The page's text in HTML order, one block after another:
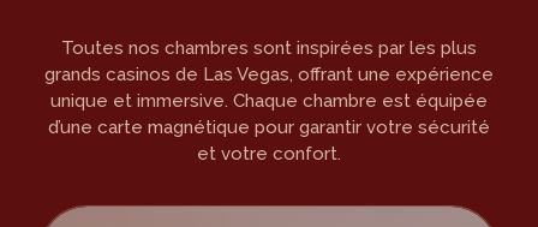
Toutes nos chambres sont inspirées par les plus
grands casinos de Las Vegas, offrant une expérience
unique et immersive. Chaque chambre est équipée
d’une carte magnétique pour garantir votre sécurité
et votre confort.